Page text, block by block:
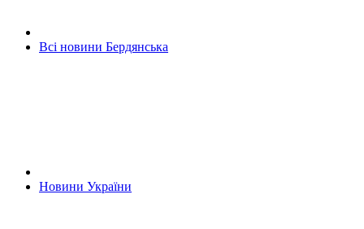
Всі новини Бердянська
Новини України